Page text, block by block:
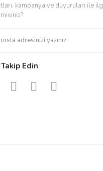
kampanya ve duyuruları ile
Edin